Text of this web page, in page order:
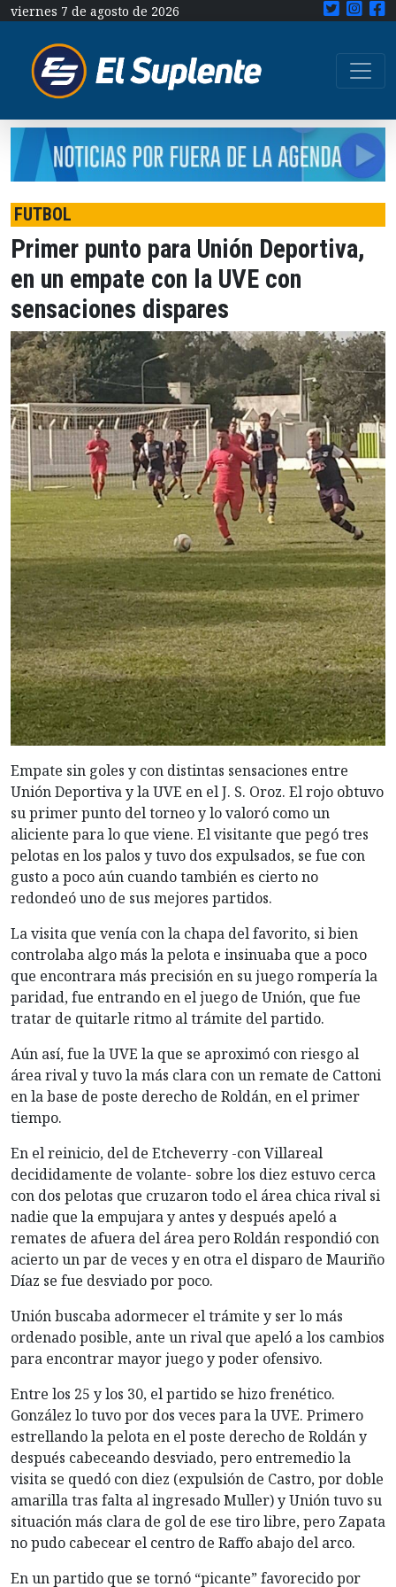
viernes 7 de agosto de 2026
FUTBOL
Primer punto para Unión Deportiva,
en un empate con la UVE con
sensaciones dispares
Empate sin goles y con distintas sensaciones entre
Unión Deportiva y la UVE en el J. S. Oroz. El rojo obtuvo
su primer punto del torneo y lo valoró como un
aliciente para lo que viene. El visitante que pegó tres
pelotas en los palos y tuvo dos expulsados, se fue con
gusto a poco aún cuando también es cierto no
redondeó uno de sus mejores partidos.
La visita que venía con la chapa del favorito, si bien
controlaba algo más la pelota e insinuaba que a poco
que encontrara más precisión en su juego rompería la
paridad, fue entrando en el juego de Unión, que fue
tratar de quitarle ritmo al trámite del partido.
Aún así, fue la UVE la que se aproximó con riesgo al
área rival y tuvo la más clara con un remate de Cattoni
en la base de poste derecho de Roldán, en el primer
tiempo.
En el reinicio, del de Etcheverry -con Villareal
decididamente de volante- sobre los diez estuvo cerca
con dos pelotas que cruzaron todo el área chica rival si
nadie que la empujara y antes y después apeló a
remates de afuera del área pero Roldán respondió con
acierto un par de veces y en otra el disparo de Mauriño
Díaz se fue desviado por poco.
Unión buscaba adormecer el trámite y ser lo más
ordenado posible, ante un rival que apeló a los cambios
para encontrar mayor juego y poder ofensivo.
Entre los 25 y los 30, el partido se hizo frenético.
González lo tuvo por dos veces para la UVE. Primero
estrellando la pelota en el poste derecho de Roldán y
después cabeceando desviado, pero entremedio la
visita se quedó con diez (expulsión de Castro, por doble
amarilla tras falta al ingresado Muller) y Unión tuvo su
situación más clara de gol de ese tiro libre, pero Zapata
no pudo cabecear el centro de Raffo abajo del arco.
En un partido que se tornó “picante” favorecido por